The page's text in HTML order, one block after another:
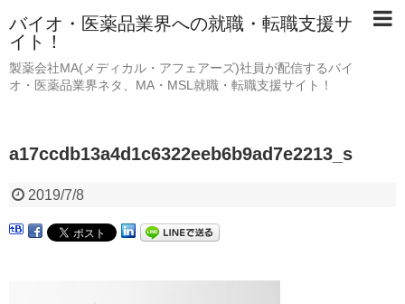
バイオ・医薬品業界への就職・転職支援サ
イト！
製薬会社MA(メディカル・アフェアーズ)社員が配信するバイ
オ・医薬品業界ネタ、MA・MSL就職・転職支援サイト！
a17ccdb13a4d1c6322eeb6b9ad7e2213_s
2019/7/8